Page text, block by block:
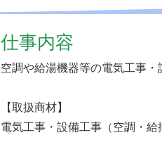
仕事内容
空調や給湯機器等の電気工事・
【取扱商材】
電気工事・設備工事（空調・給